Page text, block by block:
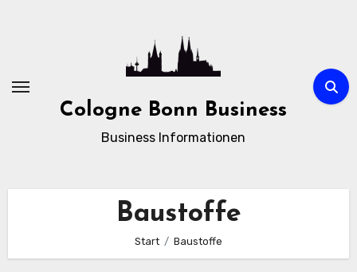
Cologne Bonn Business
Business Informationen
Baustoffe
Start Baustoffe